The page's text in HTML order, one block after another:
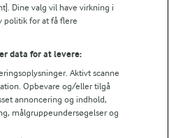
Dine valg vil have virkning i
politik for at få flere
data for at levere:
Aktivt scanne
Opbevare og/eller tilgå
annoncering og indhold,
målgruppeundersøgelser og